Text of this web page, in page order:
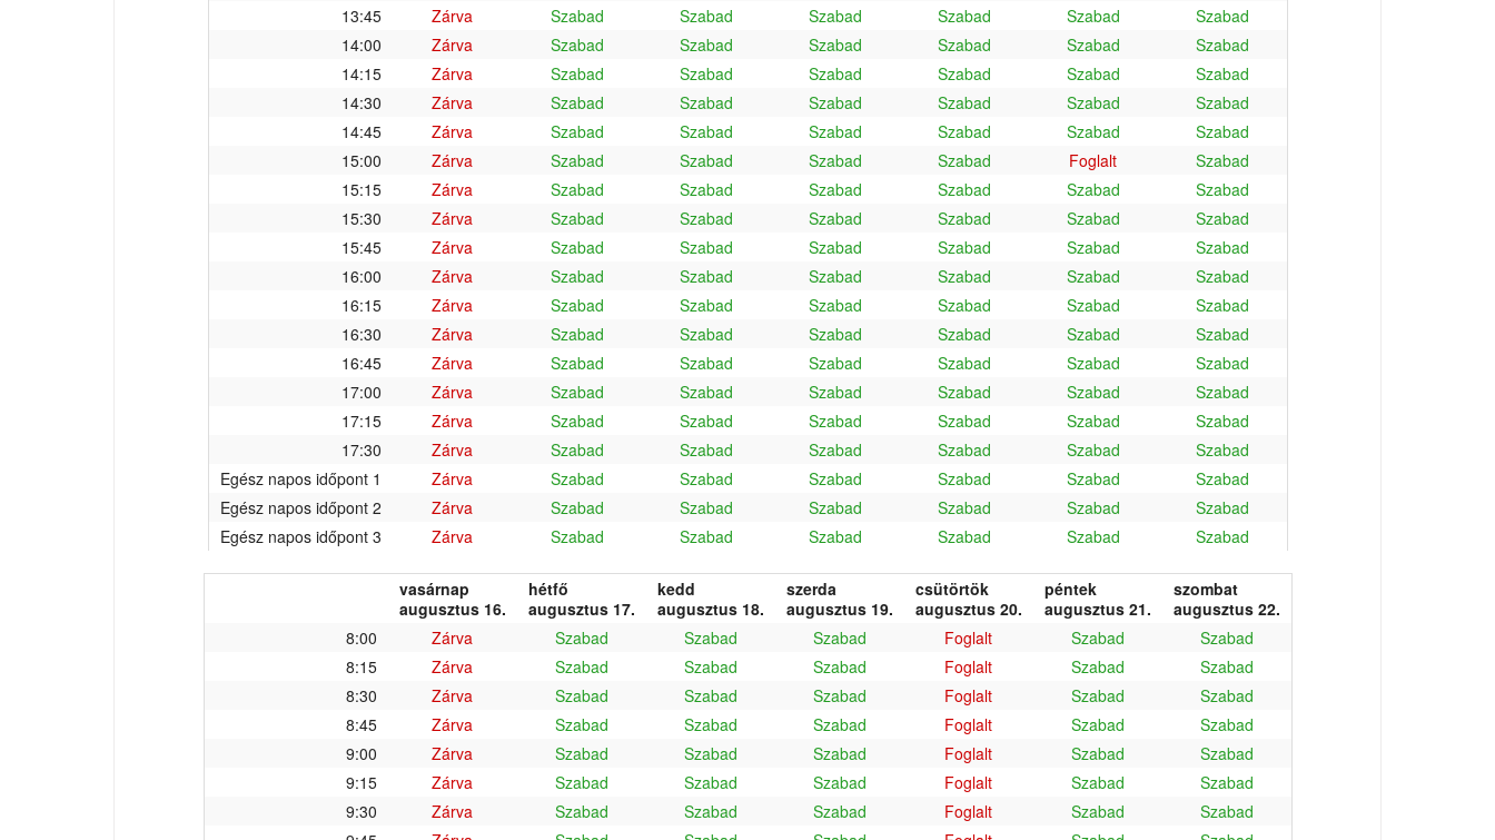
13:45
Zárva Szabad Szabad Szabad Szabad Szabad
Szabad
14:00
Zárva Szabad Szabad Szabad Szabad Szabad
Szabad
14:15
Zárva Szabad Szabad Szabad Szabad Szabad
Szabad
14:30
Zárva Szabad Szabad Szabad Szabad Szabad
Szabad
14:45
Zárva Szabad Szabad Szabad Szabad Szabad
Szabad
15:00
Zárva Szabad Szabad Szabad Szabad Foglalt
Szabad
15:15
Zárva Szabad Szabad Szabad Szabad Szabad
Szabad
15:30
Zárva Szabad Szabad Szabad Szabad Szabad
Szabad
15:45
Zárva Szabad Szabad Szabad Szabad Szabad
Szabad
16:00
Zárva Szabad Szabad Szabad Szabad Szabad
Szabad
16:15
Zárva Szabad Szabad Szabad Szabad Szabad
Szabad
16:30
Zárva Szabad Szabad Szabad Szabad Szabad
Szabad
16:45
Zárva Szabad Szabad Szabad Szabad Szabad
Szabad
17:00
Zárva Szabad Szabad Szabad Szabad Szabad
Szabad
17:15
Zárva Szabad Szabad Szabad Szabad Szabad
Szabad
17:30
Zárva Szabad Szabad Szabad Szabad Szabad
Szabad
Egész napos időpont 1
Zárva Szabad Szabad Szabad Szabad Szabad
Szabad
Egész napos időpont 2
Zárva Szabad Szabad Szabad Szabad Szabad
Szabad
Egész napos időpont 3
Zárva Szabad Szabad Szabad Szabad Szabad Szabad
vasárnap
augusztus 16.
hétfő
augusztus 17.
kedd
augusztus 18.
szerda
augusztus 19.
csütörtök
augusztus 20.
péntek
augusztus 21.
szombat
augusztus 22.
8:00
Zárva Szabad Szabad Szabad Foglalt Szabad
Szabad
8:15
Zárva Szabad Szabad Szabad Foglalt Szabad
Szabad
8:30
Zárva Szabad Szabad Szabad Foglalt Szabad
Szabad
8:45
Zárva Szabad Szabad Szabad Foglalt Szabad
Szabad
9:00
Zárva Szabad Szabad Szabad Foglalt Szabad
Szabad
9:15
Zárva Szabad Szabad Szabad Foglalt Szabad
Szabad
9:30
Zárva Szabad Szabad Szabad Foglalt Szabad
Szabad